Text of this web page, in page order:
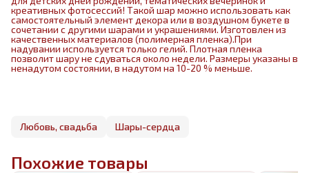
креативных фотосессий! Такой шар можно использовать как
самостоятельный элемент декора или в воздушном букете в
сочетании с другими шарами и украшениями. Изготовлен из
качественных материалов (полимерная пленка).При
надувании используется только гелий. Плотная пленка
позволит шару не сдуваться около недели. Размеры указаны в
ненадутом состоянии, в надутом на 10-20 % меньше.
Любовь, свадьба Шары-сердца
Похожие товары